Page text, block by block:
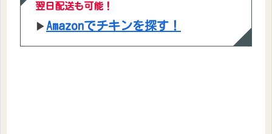
翌日配送も可能！
▶ Amazonでチキンを探す！